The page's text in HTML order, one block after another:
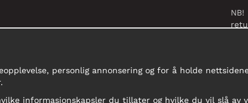
personlig annonsering og for å holde
informasjonskapsler du tillater og hvilke du vil slå av